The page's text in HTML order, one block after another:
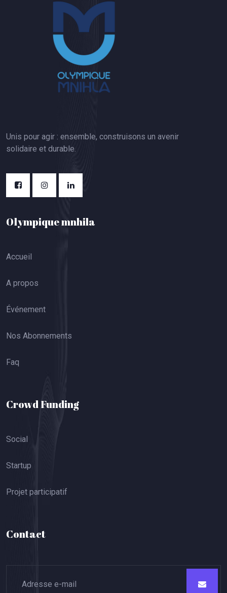
Unis pour agir : ensemble, construisons un avenir
solidaire et durable.
Olympique mnhila
Accueil
A propos
Événement
Nos Abonnements
Faq
Crowd Funding
Social
Startup
Projet participatif
Contact